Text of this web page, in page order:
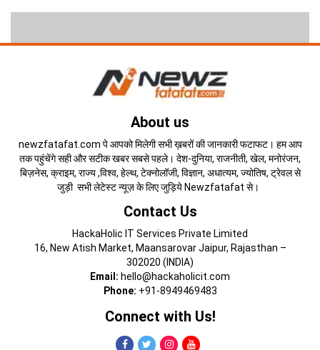
About us
newzfatafat.com पे आपको मिलेगी सभी ख़बरों की जानकारी फटाफट। हम आप
तक पहुंचेंगे सही और सटीक खबर सबसे पहले। देश-दुनिया, राजनीती, खेल, मनोरंजन,
बिज़नेस, क्राइम, राज्य ,विश्व, हेल्थ, टेक्नोलॉजी, विज्ञान, अधात्यम, ज्योतिष, ट्रेवल से
जुड़ी सभी लेटेस्ट न्यूज़ के लिए जुड़िये Newzfatafat से।
Contact Us
HackaHolic IT Services Private Limited
16, New Atish Market, Maansarovar Jaipur, Rajasthan –
302020 (INDIA)
Email: hello@hackaholicit.com
Phone: +91-8949469483
Connect with Us!